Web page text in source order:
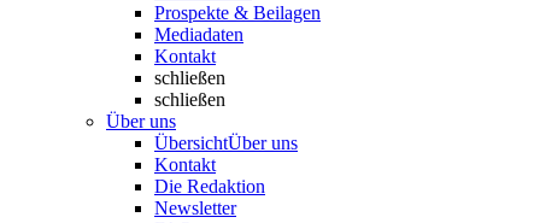
Prospekte & Beilagen
Mediadaten
Kontakt
schließen
schließen
Über uns
ÜbersichtÜber uns
Kontakt
Die Redaktion
Newsletter